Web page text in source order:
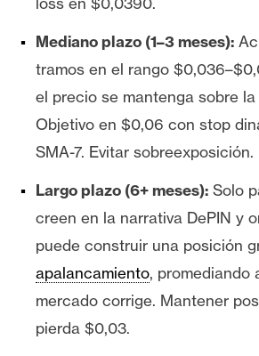
Mediano plazo (1–3 meses):
tramos en el rango
el precio se mantenga sobre la
Objetivo en $0,06 con stop
SMA-7. Evitar sobreexposición.
Largo plazo (6+ meses): Solo
creen en la narrativa DePIN y
puede construir una posición
apalancamiento, promediando
mercado corrige. Mantener
pierda $0,03.